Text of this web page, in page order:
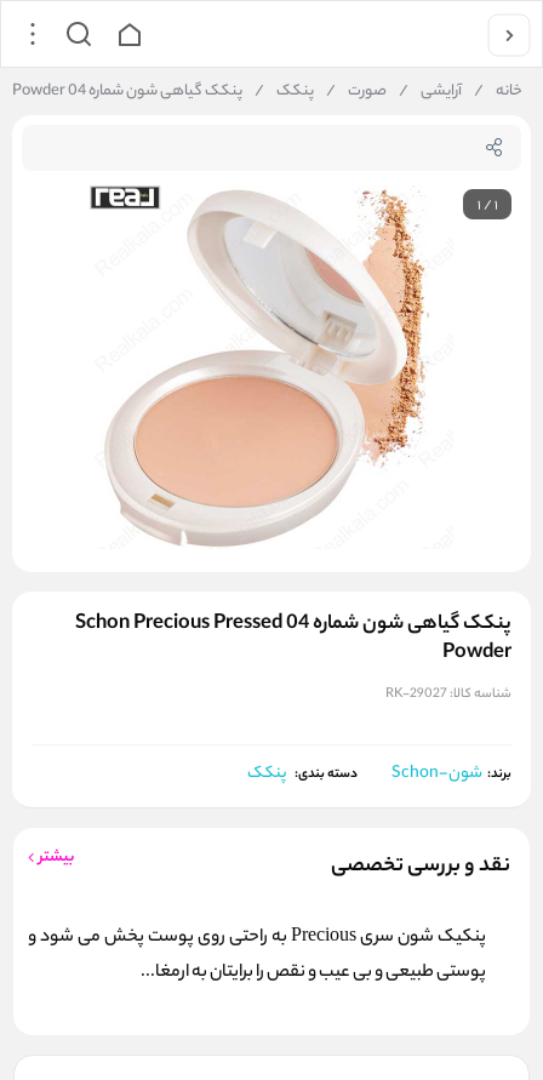
خانه / آرایشی / صورت / پنکک / پنکک گیاهی شون شماره 04 Schon Precious Pressed Powder
1/1
پنکک گیاهی شون شماره 04 Schon Precious Pressed
Powder
شناسه کالا: RK-29027
برند: شون-Schon دسته بندی: پنکک
نقد و بررسی تخصصی بیشتر
پنکیک شون سری Precious به راحتی روی پوست پخش می شود و
پوستی طبیعی و بی عیب و نقص را برایتان به ارمغا...